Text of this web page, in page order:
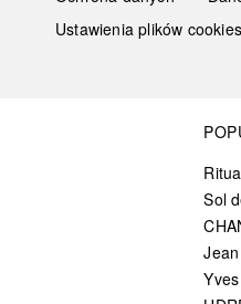
Ustawienia plików cookies
Sol